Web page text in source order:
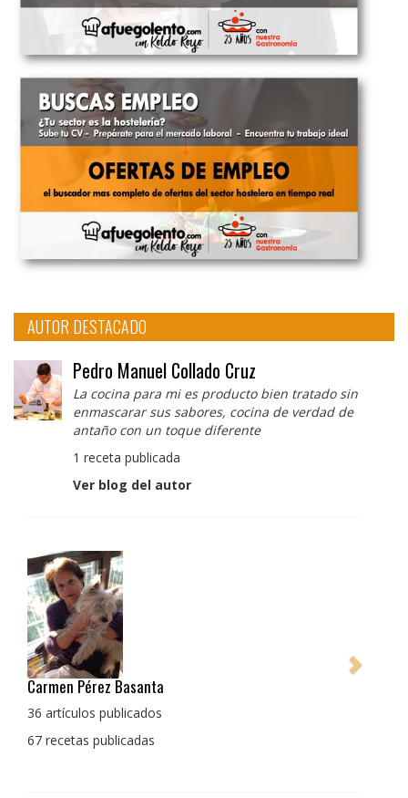
AUTOR DESTACADO
Pedro Manuel Collado Cruz
La cocina para mi es producto bien tratado sin
enmascarar sus sabores, cocina de verdad de
antaño con un toque diferente
1 receta publicada
Ver blog del autor
Pedro Manuel Collado Cruz
La cocina para mi es producto bien tratado sin
con un toque diferente